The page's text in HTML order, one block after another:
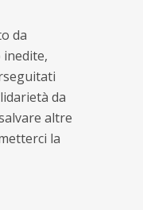
da
inedite,
da
altre
la